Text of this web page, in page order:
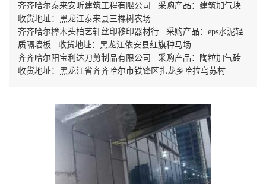
齐齐哈尔泰来安昕建筑工程有限公司 采购产品：建筑加气块
收货地址：黑龙江泰来县三棵树农场
齐齐哈尔樟木头柏艺轩丝印移印器材行 采购产品：eps水泥轻
质隔墙板 收货地址：黑龙江依安县红旗种马场
齐齐哈尔阳宝利达刀剪制品有限公司 采购产品：陶粒加气砖
收货地址：黑龙江省齐齐哈尔市铁锋区扎龙乡哈拉乌苏村